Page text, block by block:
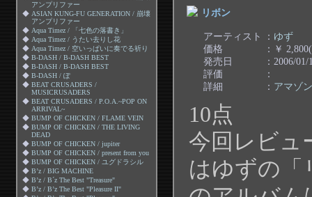
アンプリファー
◆ ASIAN KUNG-FU GENERATION / 崩壊
アンプリファー
◆ Aqua Timez / 「七色の落書き」
◆ Aqua Timez / うたい去りし花
◆ Aqua Timez / 空いっぱいに奏でる祈り
◆ B-DASH / B-DASH BEST
◆ B-DASH / B-DASH BEST
◆ B-DASH / ぽ
◆ BEAT CRUSADERS /
MUSICRUSADERS
◆ BEAT CRUSADERS / P.O.A.~POP ON
ARRIVAL~
◆ BUMP OF CHICKEN / FLAME VEIN
◆ BUMP OF CHICKEN / THE LIVING
DEAD
◆ BUMP OF CHICKEN / jupiter
◆ BUMP OF CHICKEN / present from you
◆ BUMP OF CHICKEN / ユグドラシル
◆ B’z / BIG MACHINE
◆ B’z / B´z The Best "Treasure"
◆ B’z / B’z The Best "Pleasure II"
リボン
アーティスト ： ゆず
価格
：￥
発売日
：2006/01/
評価
：
詳細
： アマゾ
10点
今回レビュ
はゆずの